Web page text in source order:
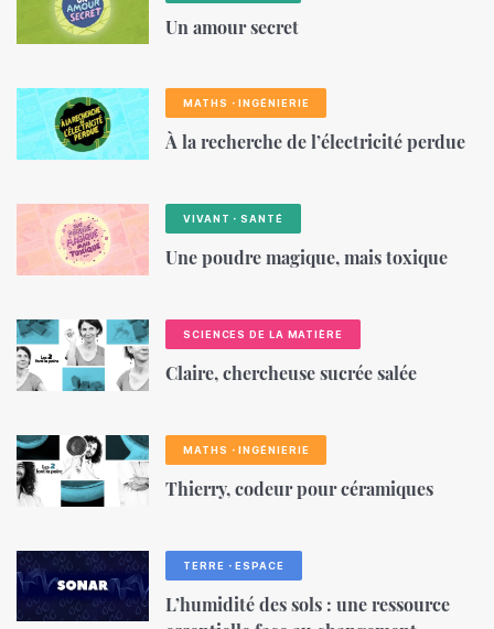
Un amour secret
MATHS・INGÉNIERIE
À la recherche de l’électricité perdue
VIVANT・SANTÉ
Une poudre magique, mais toxique
SCIENCES DE LA MATIÈRE
Claire, chercheuse sucrée salée
MATHS・INGÉNIERIE
Thierry, codeur pour céramiques
TERRE・ESPACE
L’humidité des sols : une ressource